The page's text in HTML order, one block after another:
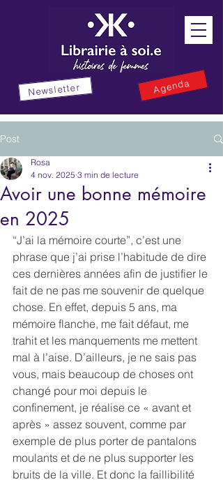
Newsletter Agenda
Post
Avoir une bonne mémoire
en 2025
Rosa
4 nov. 2025 3 min de lecture
“J’ai la mémoire courte”, c’est une
phrase que j’ai prise l’habitude de dire
ces dernières années afin de justifier le
fait de ne pas me souvenir de quelque
chose. En effet, depuis 5 ans, ma
mémoire flanche, me fait défaut, me
trahit et les manquements me mettent
mal à l’aise. D’ailleurs, je ne sais pas
vous, mais beaucoup de choses ont
changé pour moi depuis le
confinement, je réalise ce « avant et
après » assez souvent, comme par
exemple de plus porter de pantalons
moulants et de ne plus supporter les
bruits de la ville. Et donc la faillibilité